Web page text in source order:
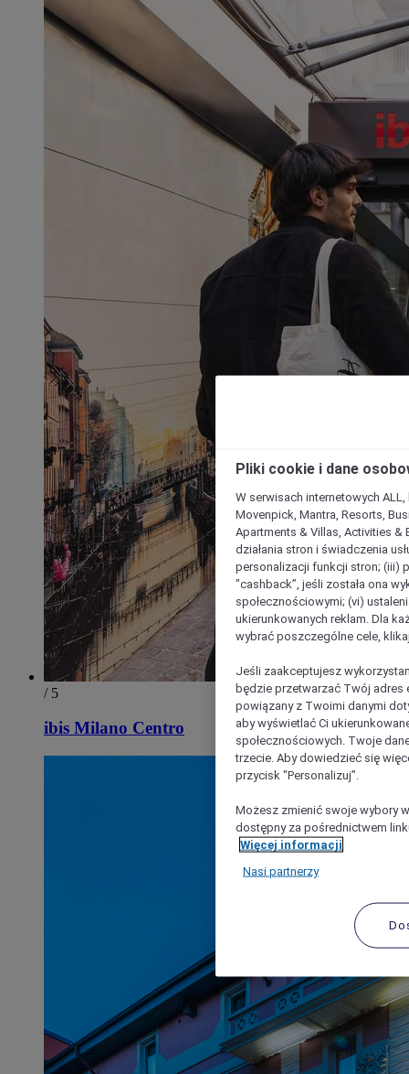
/ 5
ibis Milano Centro
Pliki cookie i dane
W serwisach internetowych
Movenpick, Mantra, Resorts,
Apartments & Villas, Activities &
działania stron i świadczenia
personalizacji funkcji stron; (iii)
"cashback”, jeśli została ona
społecznościowymi; (vi)
ukierunkowanych reklam. Dla
wybrać poszczególne cele,
Jeśli zaakceptujesz
będzie przetwarzać Twój adres
powiązany z Twoimi danymi
aby wyświetlać Ci
społecznościowych. Twoje
trzecie. Aby dowiedzieć się
przycisk "Personalizuj”.
Możesz zmienić swoje wybory
dostępny za pośrednictwem
Więcej informacji
Nasi partnerzy